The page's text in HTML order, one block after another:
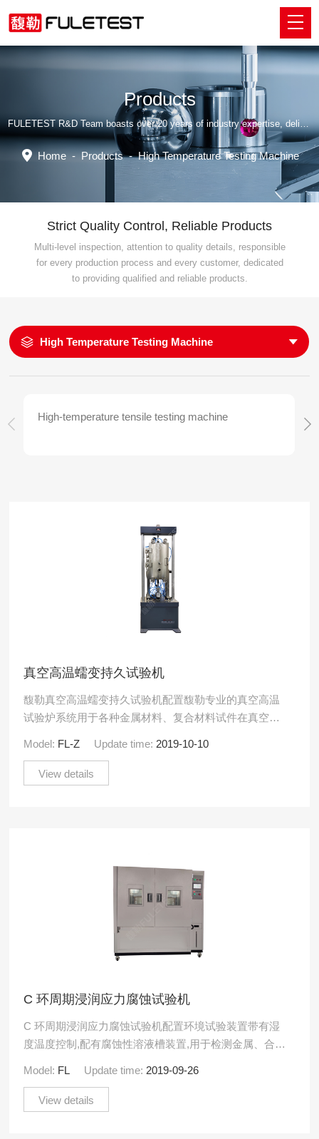
Products
FULETEST R&D Team boasts over 20 years of industry expertise, delivering tailored professional solutions.
Home -Products-High Temperature Testing Machine
Strict Quality Control, Reliable Products
Multi-level inspection, attention to quality details, responsible
for every production process and every customer, dedicated
to providing qualified and reliable products.
High Temperature Testing Machine
High-temperature tensile testing machine
真空高温蠕变持久试验机
馥勒真空高温蠕变持久试验机配置馥勒专业的真空高温
试验炉系统用于各种金属材料、复合材料试件在真空
应力松弛等力学试验.....
Model: FL-Z Update time: 2019-10-10
View details
C 环周期浸润应力腐蚀试验机
C 环周期浸润应力腐蚀试验机配置环境试验装置带有湿
度温度控制,配有腐蚀性溶液槽装置,用于检测金属、合金
Model: FL Update time: 2019-09-26
View details